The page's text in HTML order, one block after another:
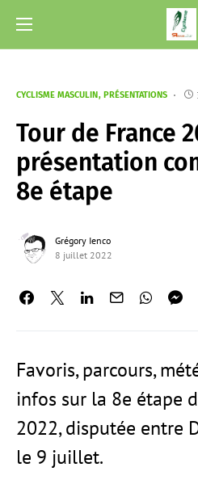
CYCLISME MASCULIN PRÉSENTATIONS
Tour de France
présentation
8e étape
Grégory Ienco
8 juillet 2022
Favoris, parcours,
infos sur la 8e étape
2022, disputée entre
le 9 juillet.